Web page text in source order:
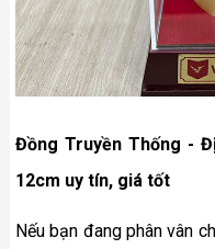
Đồng Truyền Thống -
12cm uy tín, giá tốt
Nếu bạn đang phân vân